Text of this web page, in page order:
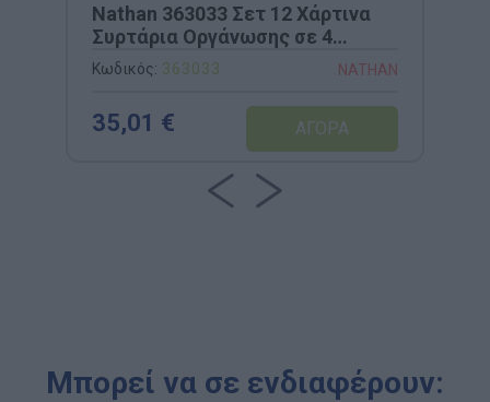
Nathan 363033 Σετ 12 Χάρτινα
Συρτάρια Οργάνωσης σε 4
Χρώματα
Κωδικός: 363033 NATHAN
35,01 €
Μπορεί να σε ενδιαφέρουν: